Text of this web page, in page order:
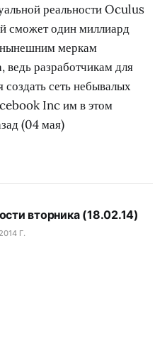
реальности Oculus
сможет один миллиард
нынешним меркам
ведь разработчикам для
сеть небывалых
Inc им в этом
(04 мая)
вторника (18.02.14)
Г.